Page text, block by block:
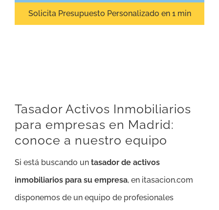
Solicita Presupuesto Personalizado en 1 min
Tasador Activos Inmobiliarios
para empresas en Madrid:
conoce a nuestro equipo
Si está buscando un tasador de activos
inmobiliarios para su empresa, en itasacion.com
disponemos de un equipo de profesionales